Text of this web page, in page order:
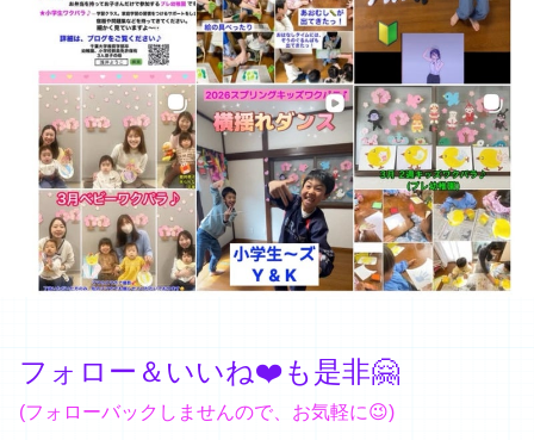
フォロー＆いいね❤️も是非🤗
(フォローバックしませんので、お気軽に😉)